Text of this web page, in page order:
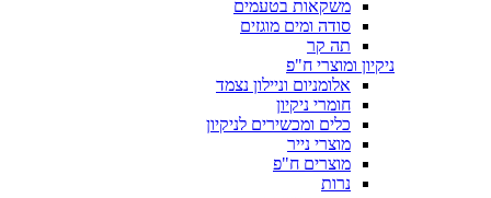
משקאות בטעמים
סודה ומים מוגזים
תה קר
ניקיון ומוצרי ח"פ
אלומניום וניילון נצמד
חומרי ניקיון
כלים ומכשירים לניקיון
מוצרי נייר
מוצרים ח"פ
נרות